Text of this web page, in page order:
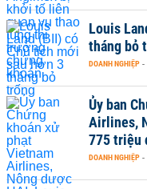
Louis
tháng bỏ
DOANH NGHIỆP -
Ủy ban
Airlines,
775 triệu
DOANH NGHIỆP -